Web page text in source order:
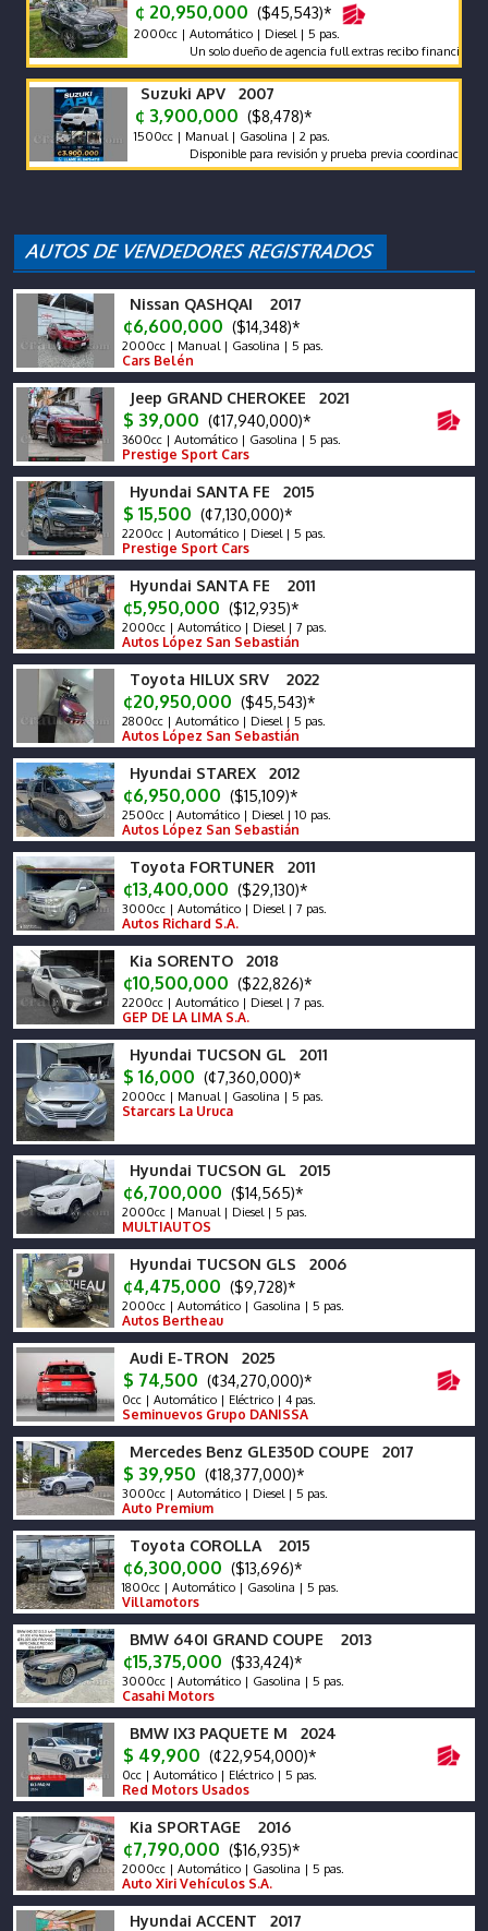
¢ 20,950,000 ($45,543)*
2000cc | Automático | Diesel | 5 pas.
Un solo dueño de agencia full extras recibo financió
Suzuki APV 2007
¢ 3,900,000 ($8,478)*
1500cc | Manual | Gasolina | 2 pas.
Disponible para revisión y prueba previa coordinación.
Nissan QASHQAI 2017
¢6,600,000 ($14,348)*
2000cc | Manual | Gasolina | 5 pas.
Cars Belén
Jeep GRAND CHEROKEE 2021
$ 39,000 (¢17,940,000)*
3600cc | Automático | Gasolina | 5 pas.
Prestige Sport Cars
Hyundai SANTA FE 2015
$ 15,500 (¢7,130,000)*
2200cc | Automático | Diesel | 5 pas.
Prestige Sport Cars
Hyundai SANTA FE 2011
¢5,950,000 ($12,935)*
2000cc | Automático | Diesel | 7 pas.
Autos López San Sebastián
Toyota HILUX SRV 2022
¢20,950,000 ($45,543)*
2800cc | Automático | Diesel | 5 pas.
Autos López San Sebastián
Hyundai STAREX 2012
¢6,950,000 ($15,109)*
2500cc | Automático | Diesel | 10 pas.
Autos López San Sebastián
Toyota FORTUNER 2011
¢13,400,000 ($29,130)*
3000cc | Automático | Diesel | 7 pas.
Autos Richard S.A.
Kia SORENTO 2018
¢10,500,000 ($22,826)*
2200cc | Automático | Diesel | 7 pas.
GEP DE LA LIMA S.A.
Hyundai TUCSON GL 2011
$ 16,000 (¢7,360,000)*
2000cc | Manual | Gasolina | 5 pas.
Starcars La Uruca
Hyundai TUCSON GL 2015
¢6,700,000 ($14,565)*
2000cc | Manual | Diesel | 5 pas.
MULTIAUTOS
Hyundai TUCSON GLS 2006
¢4,475,000 ($9,728)*
2000cc | Automático | Gasolina | 5 pas.
Autos Bertheau
Audi E-TRON 2025
$ 74,500 (¢34,270,000)*
0cc | Automático | Eléctrico | 4 pas.
Seminuevos Grupo DANISSA
Mercedes Benz GLE350D COUPE 2017
$ 39,950 (¢18,377,000)*
3000cc | Automático | Diesel | 5 pas.
Auto Premium
Toyota COROLLA 2015
¢6,300,000 ($13,696)*
1800cc | Automático | Gasolina | 5 pas.
Villamotors
BMW 640I GRAND COUPE 2013
¢15,375,000 ($33,424)*
3000cc | Automático | Gasolina | 5 pas.
Casahi Motors
BMW IX3 PAQUETE M 2024
$ 49,900 (¢22,954,000)*
0cc | Automático | Eléctrico | 5 pas.
Red Motors Usados
Kia SPORTAGE 2016
¢7,790,000 ($16,935)*
2000cc | Automático | Gasolina | 5 pas.
Auto Xiri Vehículos S.A.
Hyundai ACCENT 2017